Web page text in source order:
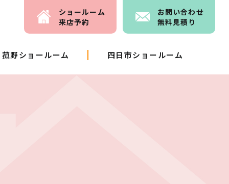
ショールーム
来店予約
お問い合わせ
無料見積り
菰野ショールーム 四日市ショールーム